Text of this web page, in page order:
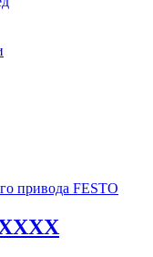
привода FESTO